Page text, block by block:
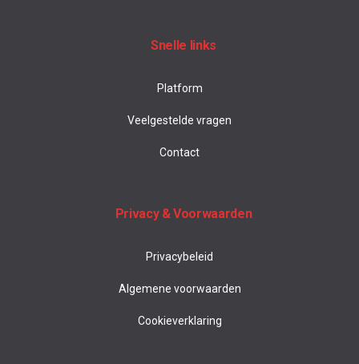
Snelle links
Platform
Veelgestelde vragen
Contact
Privacy & Voorwaarden
Privacybeleid
Algemene voorwaarden
Cookieverklaring